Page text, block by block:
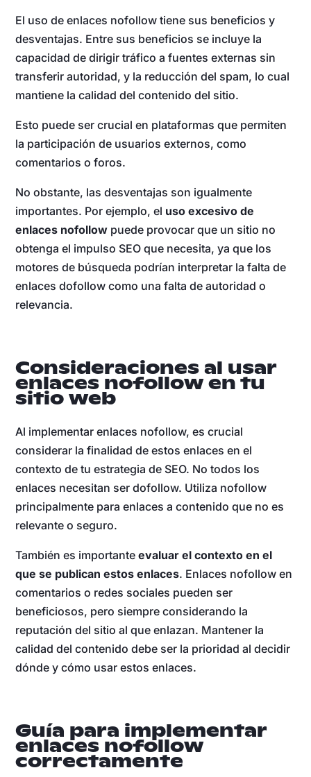
El uso de enlaces nofollow tiene sus beneficios y
desventajas. Entre sus beneficios se incluye la
capacidad de dirigir tráfico a fuentes externas sin
transferir autoridad, y la reducción del spam, lo cual
mantiene la calidad del contenido del sitio.
Esto puede ser crucial en plataformas que permiten
la participación de usuarios externos, como
comentarios o foros.
No obstante, las desventajas son igualmente
importantes. Por ejemplo, el uso excesivo de
enlaces nofollow puede provocar que un sitio no
obtenga el impulso SEO que necesita, ya que los
motores de búsqueda podrían interpretar la falta de
enlaces dofollow como una falta de autoridad o
relevancia.
Consideraciones al usar
enlaces nofollow en tu
sitio web
Al implementar enlaces nofollow, es crucial
considerar la finalidad de estos enlaces en el
contexto de tu estrategia de SEO. No todos los
enlaces necesitan ser dofollow. Utiliza nofollow
principalmente para enlaces a contenido que no es
relevante o seguro.
También es importanteevaluar el contexto en el
que se publican estos enlaces. Enlaces nofollow en
comentarios o redes sociales pueden ser
beneficiosos, pero siempre considerando la
reputación del sitio al que enlazan. Mantener la
calidad del contenido debe ser la prioridad al decidir
dónde y cómo usar estos enlaces.
Guía para implementar
enlaces nofollow
correctamente